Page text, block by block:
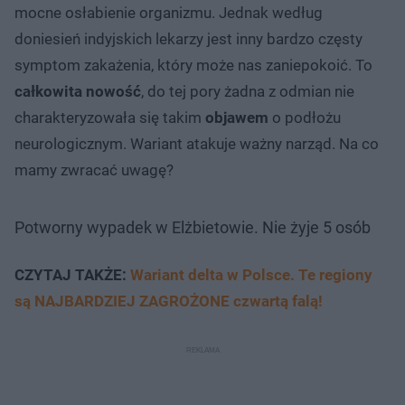
mocne osłabienie organizmu. Jednak według
doniesień indyjskich lekarzy jest inny bardzo częsty
symptom zakażenia, który może nas zaniepokoić. To
całkowita nowość, do tej pory żadna z odmian nie
charakteryzowała się takim objawem o podłożu
neurologicznym. Wariant atakuje ważny narząd. Na co
mamy zwracać uwagę?
Potworny wypadek w Elżbietowie. Nie żyje 5 osób
CZYTAJ TAKŻE: Wariant delta w Polsce. Te regiony
są NAJBARDZIEJ ZAGROŻONE czwartą falą!